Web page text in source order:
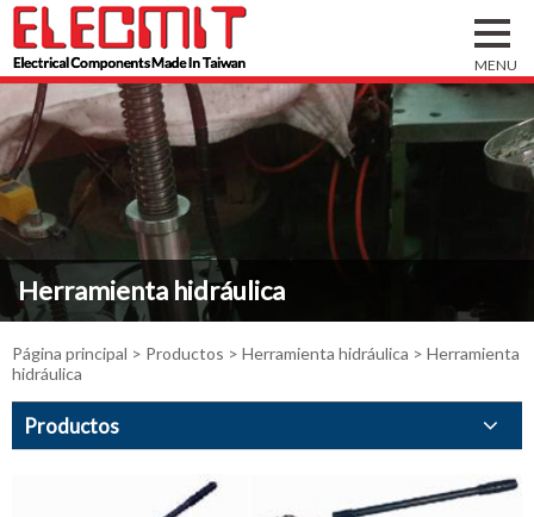
Herramienta hidráulica
Página principal > Productos > Herramienta hidráulica > Herramienta
hidráulica
Productos